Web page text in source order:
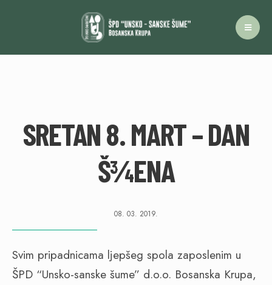
SRETAN 8. MART – DAN
Š¾ENA
08. 03. 2019.
Svim pripadnicama ljepšeg spola zaposlenim u
ŠPD “Unsko-sanske šume” d.o.o. Bosanska Krupa,